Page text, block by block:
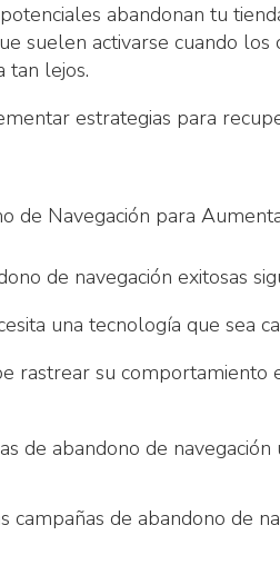
abandonan tu
suelen activarse cuando
tan lejos.
estrategias para
de Navegación para
de navegación exitosas
una tecnología que sea
rastrear su comportamiento
de abandono de
campañas de abandono de